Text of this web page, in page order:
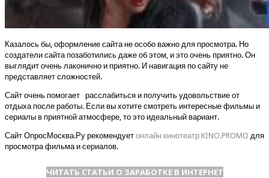
Казалось бы, оформление сайта не особо важно для просмотра. Но
создатели сайта позаботились даже об этом, и это очень приятно. Он
выглядит очень лаконично и приятно. И навигация по сайту не
представляет сложностей.
Сайт очень помогает расслабиться и получить удовольствие от
отдыха после работы. Если вы хотите смотреть интересные фильмы и
сериалы в приятной атмосфере, то это идеальный вариант.
Сайт ОпросМосква.Ру рекомендует онлайн кинотеатр KINO.PROMO для
просмотра фильма и сериалов.
ЧИТАТЬ СТАТЬИ О ЗАРАБОТКЕ В ИНТЕРНЕТ